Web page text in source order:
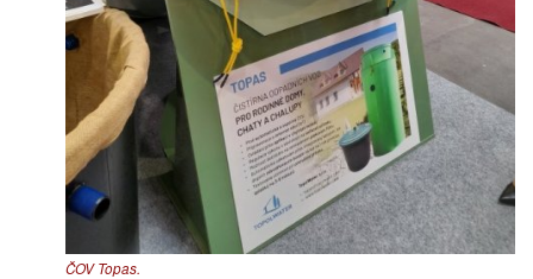
ČOV Topas.